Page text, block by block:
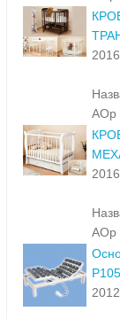
АОр
АОр